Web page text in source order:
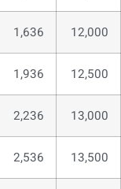
12,000
1,636
12,500
1,936
13,000
2,236
13,500
2,536